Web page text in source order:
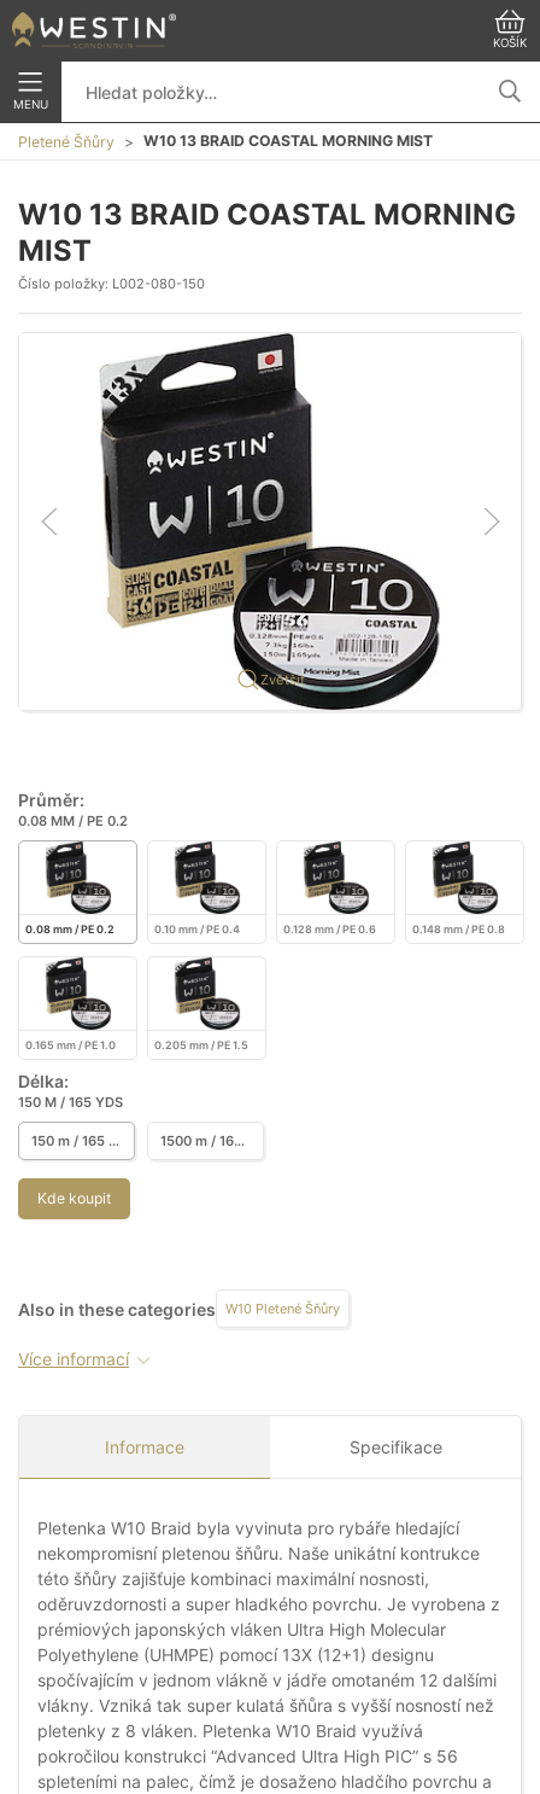
KOŠÍK
MENU
Pletené Šňůry W10 13 BRAID COASTAL MORNING MIST
W10 13 BRAID COASTAL MORNING
MIST
Číslo položky: L002-080-150
Zvětšit
Průměr:
0.08 MM / PE 0.2
0.08 mm / PE 0.2 0.10 mm / PE 0.4 0.128 mm / PE 0.6 0.148 mm / PE 0.8
0.165 mm / PE 1.0 0.205 mm / PE 1.5
Délka:
150 M / 165 YDS
150 m / 165 yds 1500 m / 1640 yds
Kde koupit
Also in these categories W10 Pletené Šňůry
Více informací
Informace Specifikace
Pletenka W10 Braid byla vyvinuta pro rybáře hledající
nekompromisní pletenou šňůru. Naše unikátní kontrukce
této šňůry zajišťuje kombinaci maximální nosnosti,
oděruvzdornosti a super hladkého povrchu. Je vyrobena z
prémiových japonských vláken Ultra High Molecular
Polyethylene (UHMPE) pomocí 13X (12+1) designu
spočívajícím v jednom vlákně v jádře omotaném 12 dalšími
vlákny. Vzniká tak super kulatá šňůra s vyšší nosností než
pletenky z 8 vláken. Pletenka W10 Braid využívá
pokročilou konstrukci “Advanced Ultra High PIC” s 56
spleteními na palec, čímž je dosaženo hladčího povrchu a